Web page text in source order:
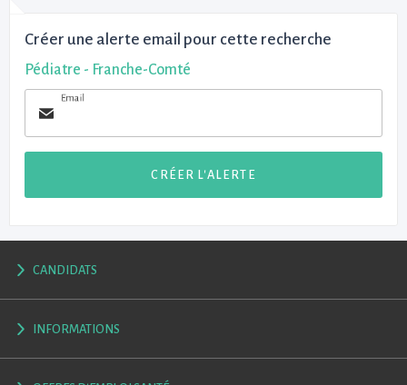
Créer une alerte email pour cette recherche
Pédiatre - Franche-Comté
Email
CRÉER L'ALERTE
CANDIDATS
INFORMATIONS